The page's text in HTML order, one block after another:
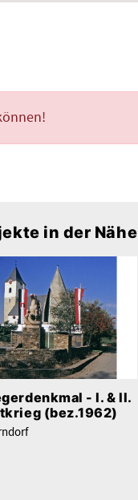
in der Nähe
- I. & II.
(bez.1962)